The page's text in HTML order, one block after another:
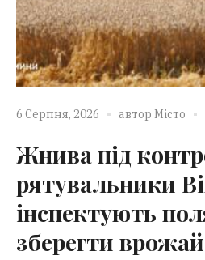
6 Серпня, 2026 автор Місто
Жнива під
рятувальники
інспектують
зберегти